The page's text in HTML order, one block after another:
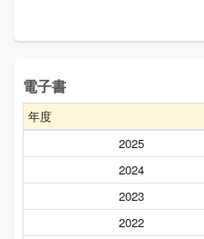
電子書
年度
2025
2024
2023
2022